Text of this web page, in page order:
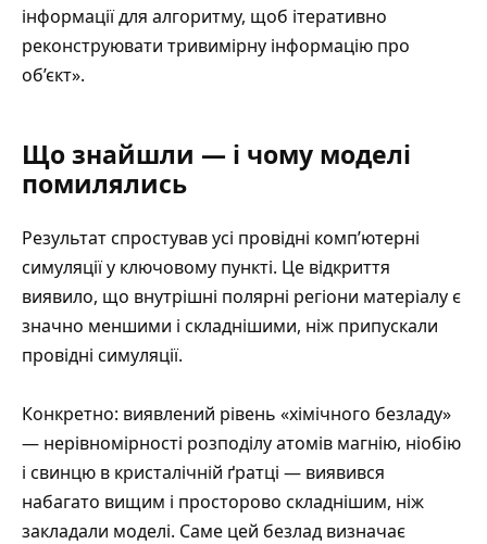
інформації для алгоритму, щоб ітеративно
реконструювати тривимірну інформацію про
об’єкт».
Що знайшли — і чому моделі
помилялись
Результат спростував усі провідні комп’ютерні
симуляції у ключовому пункті. Це відкриття
виявило, що внутрішні полярні регіони матеріалу є
значно меншими і складнішими, ніж припускали
провідні симуляції.
Конкретно: виявлений рівень «хімічного безладу»
— нерівномірності розподілу атомів магнію, ніобію
і свинцю в кристалічній ґратці — виявився
набагато вищим і просторово складнішим, ніж
закладали моделі. Саме цей безлад визначає